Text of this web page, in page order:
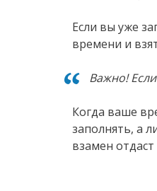
Если вы уже
времени и
Важно!
Когда ваше
заполнять, а
взамен